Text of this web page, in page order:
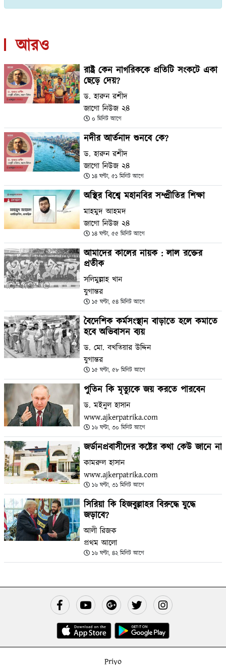
আরও
রাষ্ট্র কেন নাগরিককে প্রতিটি সংকটে একা
ছেড়ে দেয়?
ড. হারুন রশীদ
জাগো নিউজ ২৪
০ মিনিট আগে
নদীর আর্তনাদ শুনবে কে?
ড. হারুন রশীদ
জাগো নিউজ ২৪
১৪ ঘণ্টা, ৫১ মিনিট আগে
অস্থির বিশ্বে মহানবির সম্প্রীতির শিক্ষা
মাহমুদ আহমদ
জাগো নিউজ ২৪
১৪ ঘণ্টা, ৫৫ মিনিট আগে
আমাদের কালের নায়ক : লাল রক্তের
প্রতীক
সলিমুল্লাহ খান
যুগান্তর
১৫ ঘণ্টা, ৫৪ মিনিট আগে
বৈদেশিক কর্মসংস্থান বাড়াতে হলে কমাতে
হবে অভিবাসন ব্যয়
ড. মো. বখতিয়ার উদ্দিন
যুগান্তর
১৫ ঘণ্টা, ৫৮ মিনিট আগে
পুতিন কি মৃত্যুকে জয় করতে পারবেন
ড. মইনুল হাসান
www.ajkerpatrika.com
১৬ ঘণ্টা, ৩০ মিনিট আগে
জর্ডানপ্রবাসীদের কষ্টের কথা কেউ জানে না
কামরুল হাসান
www.ajkerpatrika.com
১৬ ঘণ্টা, ৩১ মিনিট আগে
সিরিয়া কি হিজবুল্লাহর বিরুদ্ধে যুদ্ধে
জড়াবে?
আলী রিজক
প্রথম আলো
১৬ ঘণ্টা, ৪২ মিনিট আগে
Priyo